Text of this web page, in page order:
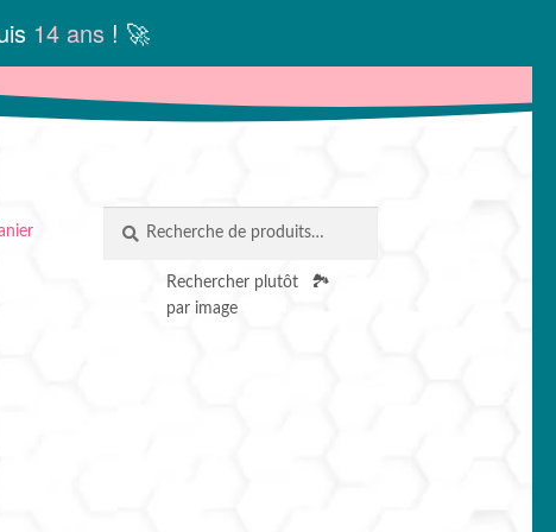
14 ans ! 🚀
pour :
RECHERCHE
Rechercher plutôt
par image
🏞️